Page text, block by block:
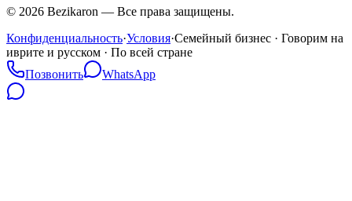
© 2026 Bezikaron — Все права защищены.
Конфиденциальность·Условия·Семейный бизнес · Говорим на
иврите и русском · По всей стране
Позвонить
WhatsApp